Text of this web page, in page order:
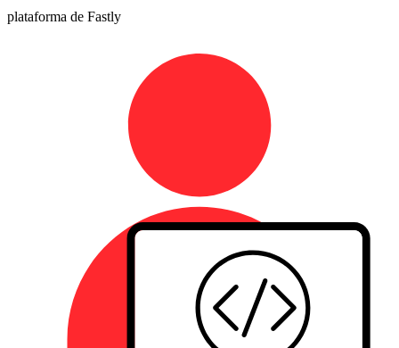
plataforma de Fastly